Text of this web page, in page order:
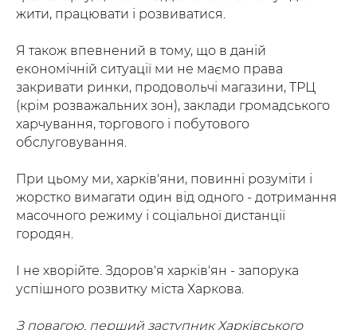
жити, працювати і розвиватися.
Я також впевнений в тому, що в даній
економічній ситуації ми не маємо права
закривати ринки, продовольчі магазини, ТРЦ
(крім розважальних зон), заклади громадського
харчування, торгового і побутового
обслуговування.
При цьому ми, харків'яни, повинні розуміти і
жорстко вимагати один від одного - дотримання
масочного режиму і соціальної дистанції
городян.
І не хворійте. Здоров'я харків'ян - запорука
успішного розвитку міста Харкова.
З повагою, перший заступник Харківського